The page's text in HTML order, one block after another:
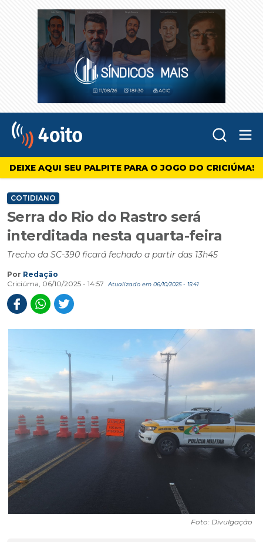
4oito
DEIXE AQUI SEU PALPITE PARA O JOGO DO CRICIÚMA!
COTIDIANO
Serra do Rio do Rastro será
interditada nesta quarta-feira
Trecho da SC-390 ficará fechado a partir das 13h45
Por Redação
Criciúma, 06/10/2025 - 14:57
Atualizado em 06/10/2025 - 15:41
Foto: Divulgação